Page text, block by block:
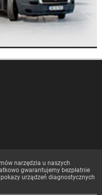
narzędzia u naszych
gwarantujemy bezpłatnie
urządzeń diagnostycznych